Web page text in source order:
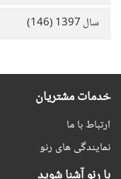
سال 1397 (146)
خدمات مشتریان
ارتباط با ما
نمایندگی های رنو